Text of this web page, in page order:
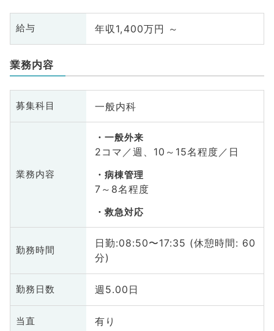
給与 年収1,400万円 ～
業務内容
募集科目 一般内科
業務内容
一般外来
2コマ／週、10～15名程度／日
病棟管理
7～8名程度
救急対応
勤務時間
日勤:08:50〜17:35 (休憩時間: 60
分)
勤務日数 週5.00日
当直 有り